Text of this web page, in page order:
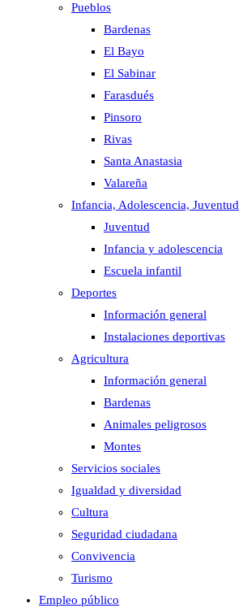
Pueblos
Bardenas
El Bayo
El Sabinar
Farasdués
Pinsoro
Rivas
Santa Anastasia
Valareña
Infancia, Adolescencia, Juventud
Juventud
Infancia y adolescencia
Escuela infantil
Deportes
Información general
Instalaciones deportivas
Agricultura
Información general
Bardenas
Animales peligrosos
Montes
Servicios sociales
Igualdad y diversidad
Cultura
Seguridad ciudadana
Convivencia
Turismo
Empleo público